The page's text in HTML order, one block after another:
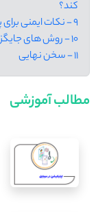
‌کند؟
9 - نکات ایمنی برای پیاده ‌روی سگ‌ در تابستان و زمستان
10 - روش ‌های جایگزین پیاده ‌روی برای ورزش دادن به سگ ‌ها
11 - سخن نهایی
مطالب آموزشی